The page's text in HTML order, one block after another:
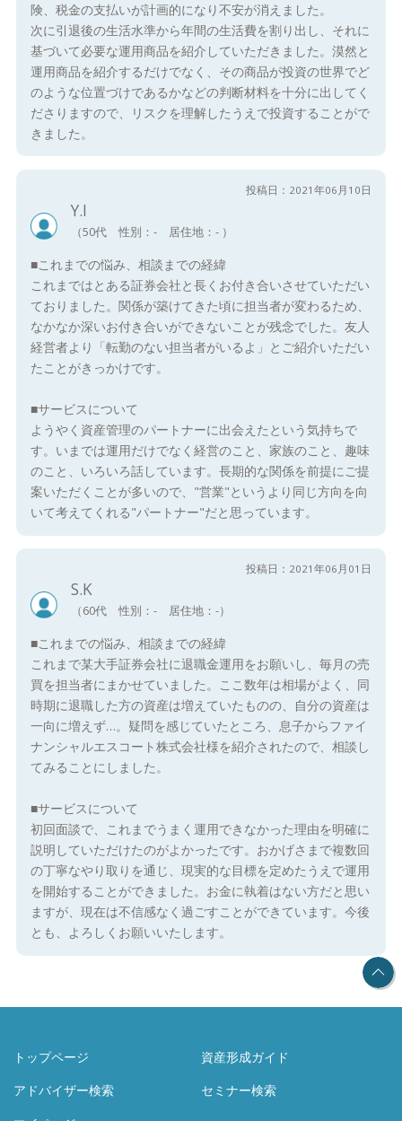
険、税金の支払いが計画的になり不安が消えました。
次に引退後の生活水準から年間の生活費を割り出し、それに
基づいて必要な運用商品を紹介していただきました。漠然と
運用商品を紹介するだけでなく、その商品が投資の世界でど
のような位置づけであるかなどの判断材料を十分に出してく
ださりますので、リスクを理解したうえで投資することがで
きました。
投稿日：2021年06月10日
Y.I
（50代 性別：- 居住地：- ）
■これまでの悩み、相談までの経緯
これまではとある証券会社と長くお付き合いさせていただい
ておりました。関係が築けてきた頃に担当者が変わるため、
なかなか深いお付き合いができないことが残念でした。友人
経営者より「転勤のない担当者がいるよ」とご紹介いただい
たことがきっかけです。
■サービスについて
ようやく資産管理のパートナーに出会えたという気持ちで
す。いまでは運用だけでなく経営のこと、家族のこと、趣味
のこと、いろいろ話しています。長期的な関係を前提にご提
案いただくことが多いので、"営業"というより同じ方向を向
いて考えてくれる"パートナー"だと思っています。
投稿日：2021年06月01日
S.K
（60代 性別：- 居住地：-）
■これまでの悩み、相談までの経緯
これまで某大手証券会社に退職金運用をお願いし、毎月の売
買を担当者にまかせていました。ここ数年は相場がよく、同
時期に退職した方の資産は増えていたものの、自分の資産は
一向に増えず…。疑問を感じていたところ、息子からファイ
ナンシャルエスコート株式会社様を紹介されたので、相談し
てみることにしました。
■サービスについて
初回面談で、これまでうまく運用できなかった理由を明確に
説明していただけたのがよかったです。おかげさまで複数回
の丁寧なやり取りを通じ、現実的な目標を定めたうえで運用
を開始することができました。お金に執着はない方だと思い
ますが、現在は不信感なく過ごすことができています。今後
とも、よろしくお願いいたします。
トップページ
資産形成ガイド
アドバイザー検索
セミナー検索